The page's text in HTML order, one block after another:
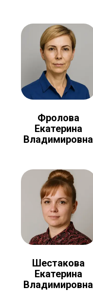
Фролова
Екатерина
Владимировна
Шестакова
Екатерина
Владимировна